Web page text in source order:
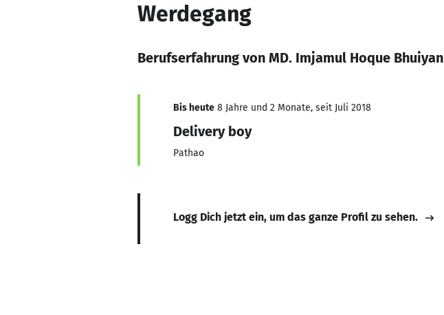
Werdegang
Berufserfahrung von MD. Imjamul Hoque Bhuiyan
Bis heute 8 Jahre und 2 Monate, seit Juli 2018
Delivery boy
Pathao
Logg Dich jetzt ein, um das ganze Profil zu sehen.